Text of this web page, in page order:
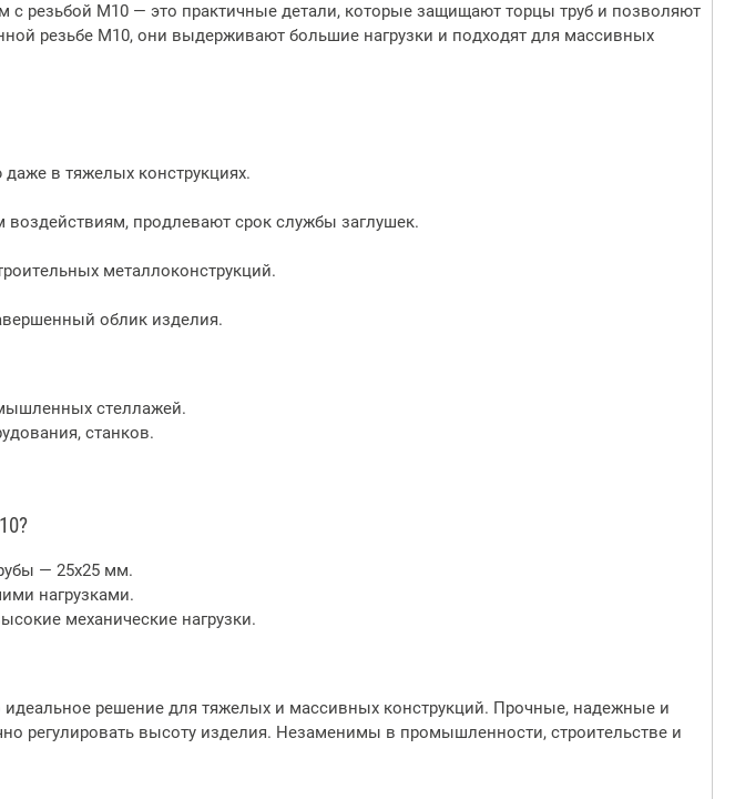
с резьбой М10 — это практичные детали, которые защищают торцы труб и позволяют
резьбе М10, они выдерживают большие нагрузки и подходят для массивных
в тяжелых конструкциях.
продлевают срок службы заглушек.
металлоконструкций.
облик изделия.
стеллажей.
станков.
— 25х25 мм.
нагрузками.
механические нагрузки.
решение для тяжелых и массивных конструкций. Прочные, надежные и
регулировать высоту изделия. Незаменимы в промышленности, строительстве и